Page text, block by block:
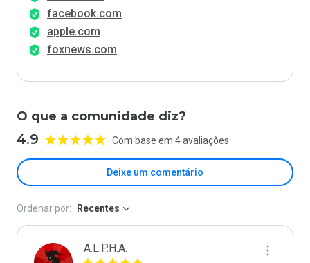
facebook.com
apple.com
foxnews.com
O que a comunidade diz?
4.9 Com base em 4 avaliações
Deixe um comentário
Ordenar por: Recentes
A.L.P.H.A.